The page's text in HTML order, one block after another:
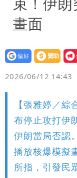
畫面
設為
贊助
我
2026/06/12 14:43
【張雅婷／
布停止攻打伊
伊朗當局否認
播放核爆模擬
所指，引發民